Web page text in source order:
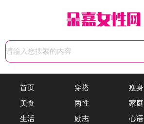
首页 穿搭 瘦身
美食
两性 家庭
生活
励志 心语